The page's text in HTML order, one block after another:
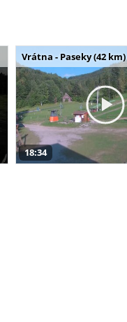
Vrátna - Paseky (42 km)
18:34